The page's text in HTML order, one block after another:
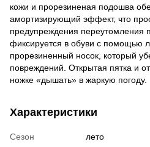
кожи и прорезиненая подошва
амортизирующий эффект, что
предупреждения переутомления
фиксируется в обуви с помощью
прорезиненный носок, который
повреждений. Открытая пятка и
ножке «дышать» в жаркую погоду.
Характеристики
Сезон
лето